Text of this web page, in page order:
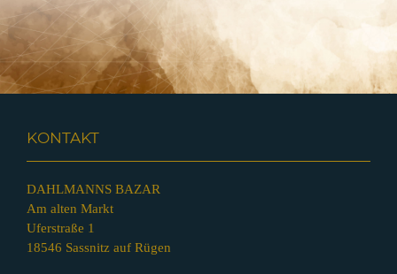
KONTAKT
DAHLMANNS BAZAR
Am alten Markt
Uferstraße 1
18546 Sassnitz auf Rügen